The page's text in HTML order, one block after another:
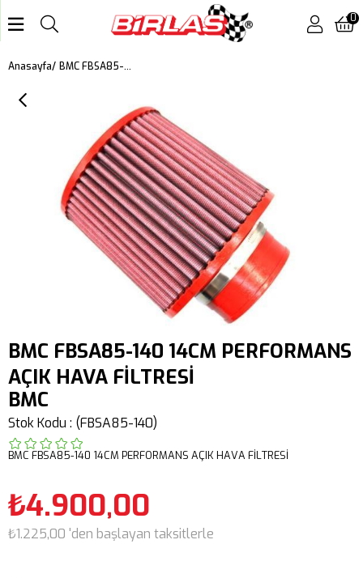
0
Anasayfa BMC FBSA85-140 14CM PERFORMANS AÇIK HAVA FİLTRESİ
BMC FBSA85-140 14CM PERFORMANS
AÇIK HAVA FİLTRESİ
BMC
Stok Kodu (FBSA85-140)
BMC FBSA85-140 14CM PERFORMANS AÇIK HAVA FİLTRESİ
₺4.900,00
₺1.225,00 'den başlayan taksitlerle